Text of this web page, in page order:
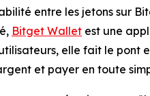
entre les jetons sur
Bitget Wallet est une
elle fait le pont
et payer en toute